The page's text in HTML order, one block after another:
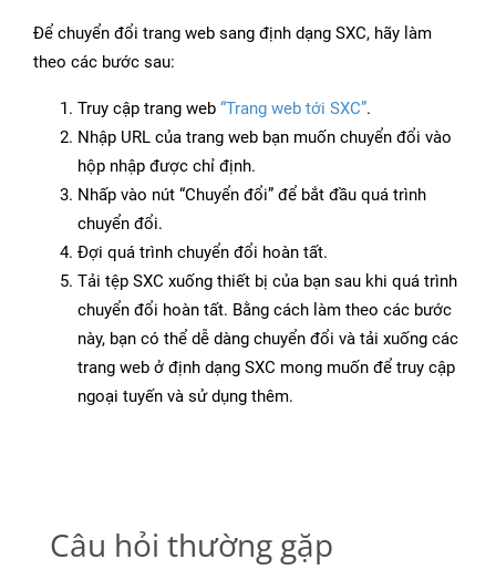
Để chuyển đổi trang web sang định dạng SXC, hãy làm
theo các bước sau:
Truy cập trang web “Trang web tới SXC”.
Nhập URL của trang web bạn muốn chuyển đổi vào
hộp nhập được chỉ định.
Nhấp vào nút “Chuyển đổi” để bắt đầu quá trình
chuyển đổi.
Đợi quá trình chuyển đổi hoàn tất.
Tải tệp SXC xuống thiết bị của bạn sau khi quá trình
chuyển đổi hoàn tất. Bằng cách làm theo các bước
này, bạn có thể dễ dàng chuyển đổi và tải xuống các
trang web ở định dạng SXC mong muốn để truy cập
ngoại tuyến và sử dụng thêm.
Câu hỏi thường gặp